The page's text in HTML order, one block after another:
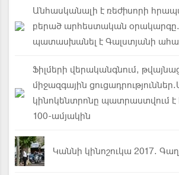
Անհասկանալի է ռեժիսորի
բերած արհեստական
պատասխանել է Գալստյանի
Ֆիլմերի վերականգնում,
միջազգային
կինոկենտրոնը պատրաստվում է
100-ամյակին
Կաննի կինոշուկա 2017.